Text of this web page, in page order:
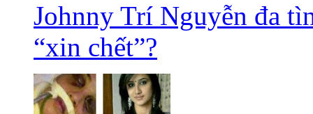
Johnny Trí Nguyễn đa
“xin chết”?